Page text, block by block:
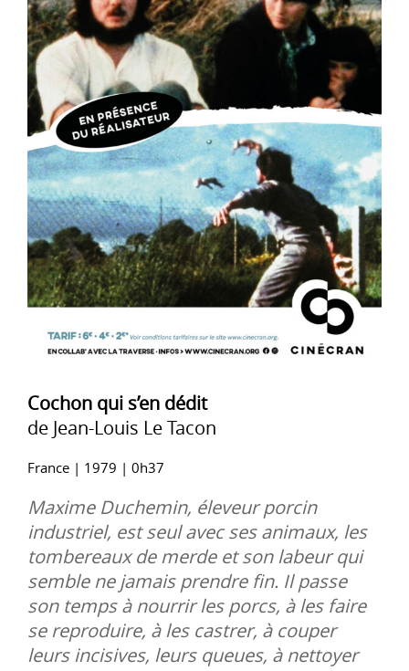
Cochon qui s’en dédit
de Jean-Louis Le Tacon
France | 1979 | 0h37
Maxime Duchemin, éleveur porcin
industriel, est seul avec ses animaux, les
tombereaux de merde et son labeur qui
semble ne jamais prendre fin. Il passe
son temps à nourrir les porcs, à les faire
se reproduire, à les castrer, à couper
leurs incisives, leurs queues, à nettoyer